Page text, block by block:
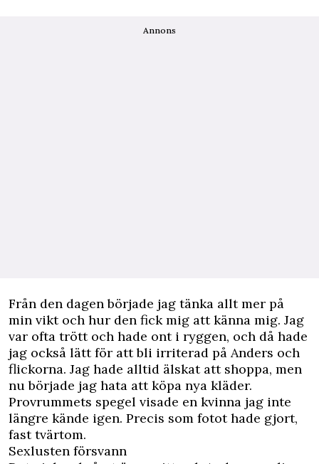
Annons
Från den dagen började jag tänka allt mer på
min vikt och hur den fick mig att känna mig. Jag
var ofta trött och hade ont i ryggen, och då hade
jag också lätt för att bli irriterad på Anders och
flickorna. Jag hade alltid älskat att shoppa, men
nu började jag hata att köpa nya kläder.
Provrummets spegel visade en kvinna jag inte
längre kände igen. Precis som fotot hade gjort,
fast tvärtom.
Sexlusten försvann